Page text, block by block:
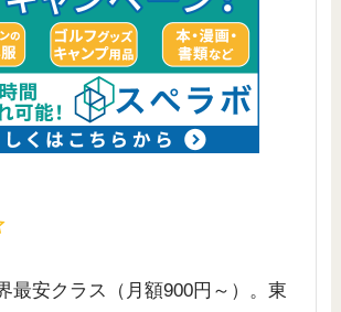
最安クラス（月額900円～）。東